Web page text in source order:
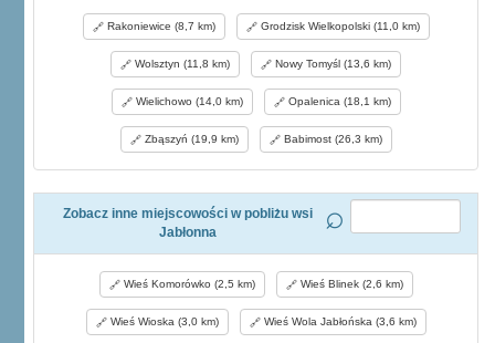
Rakoniewice (8,7 km) Grodzisk Wielkopolski (11,0 km)
Wolsztyn (11,8 km) Nowy Tomyśl (13,6 km)
Wielichowo (14,0 km) Opalenica (18,1 km)
Zbąszyń (19,9 km) Babimost (26,3 km)
Zobacz inne miejscowości w pobliżu wsi
Jabłonna
Wieś Komorówko (2,5 km) Wieś Blinek (2,6 km)
Wieś Wioska (3,0 km) Wieś Wola Jabłońska (3,6 km)